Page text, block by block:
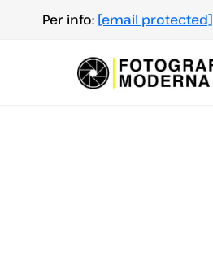
contenuto
Per info: [email protected]